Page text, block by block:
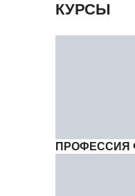
КУРСЫ
ПРОФЕССИЯ